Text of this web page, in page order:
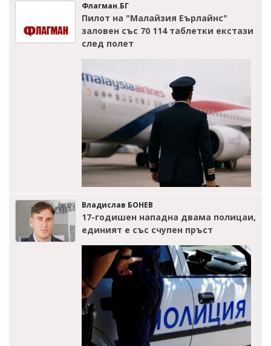
Флагман.БГ
Пилот на "Малайзия Еърлайнс"
заловен със 70 114 таблетки екстази
след полет
Владислав БОНЕВ
17-годишен нападна двама полицаи,
единият е със счупен пръст